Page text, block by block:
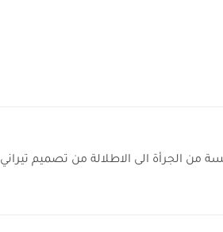
من الجرأة الى الاطلالة من تصميم تيراني